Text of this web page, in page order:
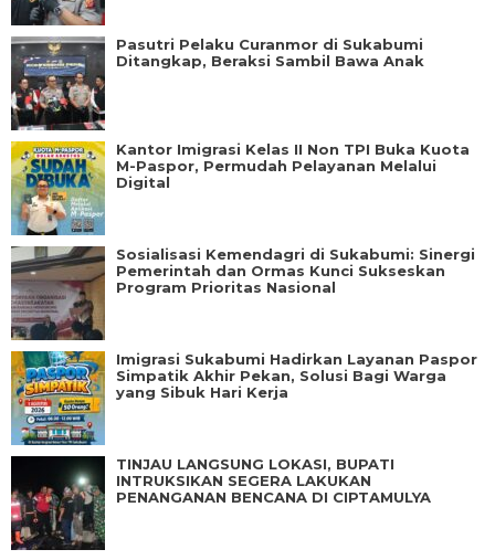
Pasutri Pelaku Curanmor di Sukabumi
Ditangkap, Beraksi Sambil Bawa Anak
Kantor Imigrasi Kelas II Non TPI Buka Kuota
M-Paspor, Permudah Pelayanan Melalui
Digital
Sosialisasi Kemendagri di Sukabumi: Sinergi
Pemerintah dan Ormas Kunci Sukseskan
Program Prioritas Nasional
Imigrasi Sukabumi Hadirkan Layanan Paspor
Simpatik Akhir Pekan, Solusi Bagi Warga
yang Sibuk Hari Kerja
TINJAU LANGSUNG LOKASI, BUPATI
INTRUKSIKAN SEGERA LAKUKAN
PENANGANAN BENCANA DI CIPTAMULYA